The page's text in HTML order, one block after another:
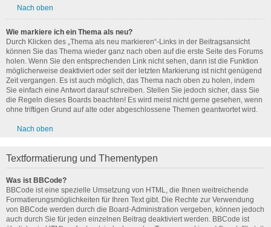
Nach oben
Wie markiere ich ein Thema als neu?
Durch Klicken des „Thema als neu markieren“-Links in der Beitragsansicht
können Sie das Thema wieder ganz nach oben auf die erste Seite des Forums
holen. Wenn Sie den entsprechenden Link nicht sehen, dann ist die Funktion
möglicherweise deaktiviert oder seit der letzten Markierung ist nicht genügend
Zeit vergangen. Es ist auch möglich, das Thema nach oben zu holen, indem
Sie einfach eine Antwort darauf schreiben. Stellen Sie jedoch sicher, dass Sie
die Regeln dieses Boards beachten! Es wird meist nicht gerne gesehen, wenn
ohne triftigen Grund auf alte oder abgeschlossene Themen geantwortet wird.
Nach oben
Textformatierung und Thementypen
Was ist BBCode?
BBCode ist eine spezielle Umsetzung von HTML, die Ihnen weitreichende
Formatierungsmöglichkeiten für Ihren Text gibt. Die Rechte zur Verwendung
von BBCode werden durch die Board-Administration vergeben, können jedoch
auch durch Sie für jeden einzelnen Beitrag deaktiviert werden. BBCode ist